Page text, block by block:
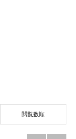
閲覧数順